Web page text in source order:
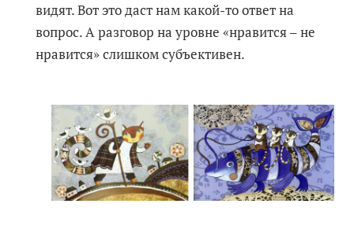
видят. Вот это даст нам какой-то ответ на
вопрос. А разговор на уровне «нравится – не
нравится» слишком субъективен.